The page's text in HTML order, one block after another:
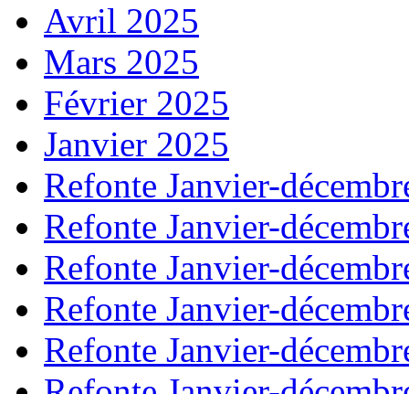
Avril 2025
Mars 2025
Février 2025
Janvier 2025
Refonte Janvier-
Refonte Janvier-
Refonte Janvier-
Refonte Janvier-
Refonte Janvier-